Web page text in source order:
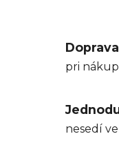
pri
nesedí